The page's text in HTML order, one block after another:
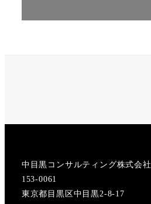
中目黒コンサルティング株式会社
153-0061
東京都目黒区中目黒2-8-17